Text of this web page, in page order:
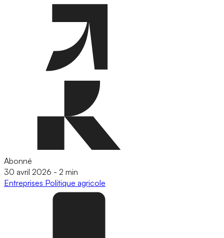
Abonné
30 avril 2026 - 2 min
Entreprises Politique agricole